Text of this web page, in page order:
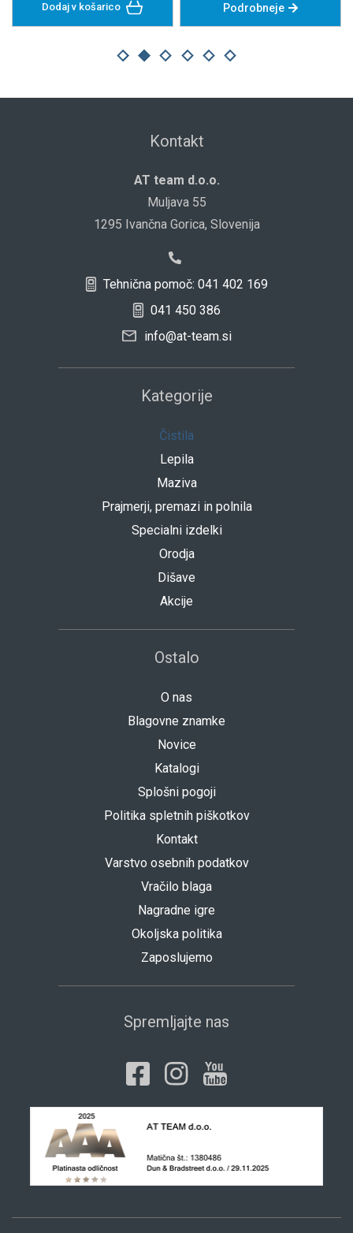
Dodaj v košarico Podrobneje
Kontakt
AT team d.o.o.
Muljava 55
1295 Ivančna Gorica, Slovenija
Tehnična pomoč: 041 402 169
041 450 386
info@at-team.si
Kategorije
Čistila
Lepila
Maziva
Prajmerji, premazi in polnila
Specialni izdelki
Orodja
Dišave
Akcije
Ostalo
O nas
Blagovne znamke
Novice
Katalogi
Splošni pogoji
Politika spletnih piškotkov
Kontakt
Varstvo osebnih podatkov
Vračilo blaga
Nagradne igre
Okoljska politika
Zaposlujemo
Spremljajte nas